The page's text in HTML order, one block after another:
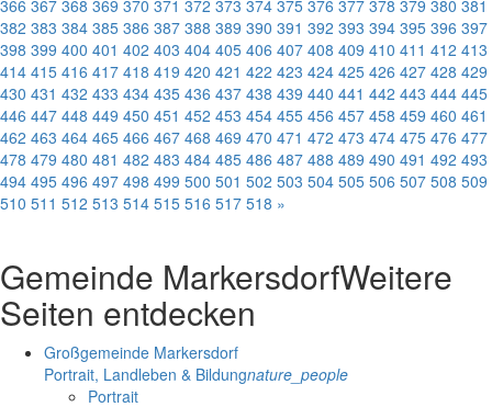
366 367 368 369 370 371 372 373 374 375 376 377 378 379 380 381
382 383 384 385 386 387 388 389 390 391 392 393 394 395 396 397
398 399 400 401 402 403 404 405 406 407 408 409 410 411 412 413
414 415 416 417 418 419 420 421 422 423 424 425 426 427 428 429
430 431 432 433 434 435 436 437 438 439 440 441 442 443 444 445
446 447 448 449 450 451 452 453 454 455 456 457 458 459 460 461
462 463 464 465 466 467 468 469 470 471 472 473 474 475 476 477
478 479 480 481 482 483 484 485 486 487 488 489 490 491 492 493
494 495 496 497 498 499 500 501 502 503 504 505 506 507 508 509
510 511 512 513 514 515 516 517 518 »
Gemeinde MarkersdorfWeitere
Seiten entdecken
Großgemeinde Markersdorf
Portrait, Landleben & Bildungnature_people
Portrait